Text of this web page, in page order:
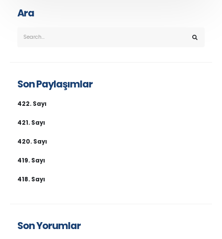
Ara
Son Paylaşımlar
422. Sayı
421. Sayı
420. Sayı
419. Sayı
418. Sayı
Son Yorumlar